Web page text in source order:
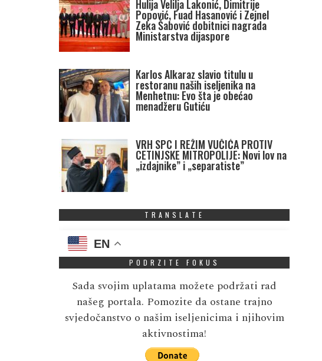
Hulija Velilja Lakonić, Dimitrije
Popović, Fuad Hasanović i Zejnel
Zeka Šabović dobitnici nagrada
Ministarstva dijaspore
Karlos Alkaraz slavio titulu u
restoranu naših iseljenika na
Menhetnu: Evo šta je obećao
menadžeru Gutiću
VRH SPC I REŽIM VUČIĆA PROTIV
CETINJSKE MITROPOLIJE: Novi lov na
„izdajnike” i „separatiste”
TRANSLATE
EN
PODRZITE FOKUS
Sada svojim uplatama možete podržati rad
našeg portala. Pomozite da ostane trajno
svjedočanstvo o našim iseljenicima i njihovim
aktivnostima!